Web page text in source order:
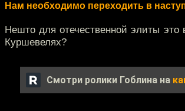
Нам необходимо переходить в
Нешто для отечественной элиты это
Куршевелях?
Смотри ролики Гоблина на